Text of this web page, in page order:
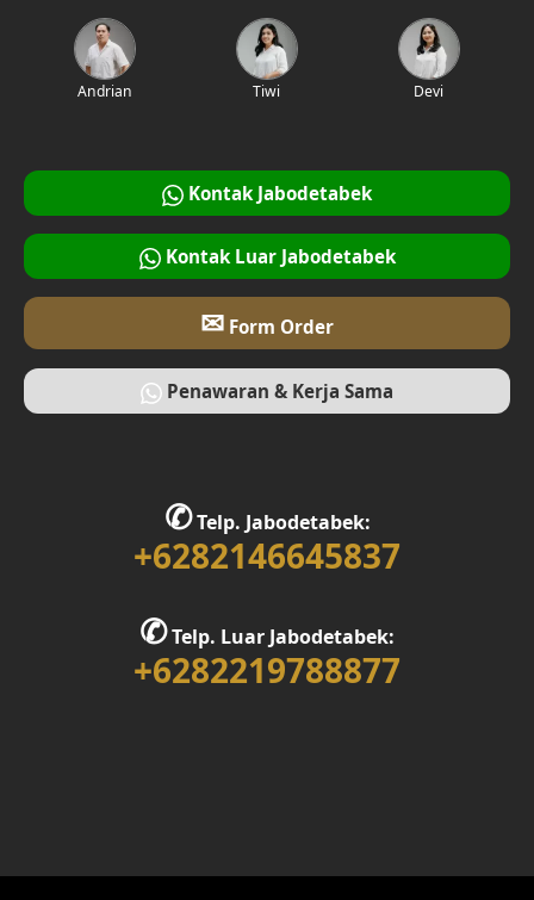
Desain Interior Rumah
Desain Walk in Closet
Desain Rooftop
Desain Area Gym
Desain Bar
Desain Ruang Multimedia
Desain Tempat Ibadah
Desain Ruang Belajar
Desain Rumah 1 Lantai
Desain Rumah 2 Lantai
Desain Rumah 3 Lantai
Andrian Tiwi Devi
Kontak Jabodetabek
Kontak Luar Jabodetabek
✉ Form Order
Penawaran & Kerja Sama
✆Telp. Jabodetabek:
+6282146645837
✆Telp. Luar Jabodetabek:
+6282219788877